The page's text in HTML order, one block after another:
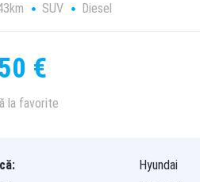
SUV Diesel
€
la favorite
Hyundai